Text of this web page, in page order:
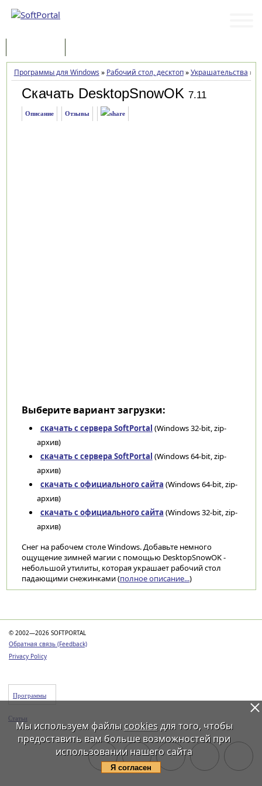
Программы для Windows » Рабочий стол, десктоп»Украшательства »
Скачать DesktopSnowOK 7.11
Описание Отзывы
Выберите вариант загрузки:
скачать с сервера SoftPortal (Windows 32-bit, zip-
архив)
скачать с сервера SoftPortal (Windows 64-bit, zip-
архив)
скачать с официального сайта (Windows 64-bit, zip-
архив)
скачать с официального сайта (Windows 32-bit, zip-
архив)
Снег на рабочем столе Windows. Добавьте немного
ощущение зимней магии с помощью DesktopSnowOK -
небольшой утилиты, которая украшает рабочий стол
падающими снежинками (полное описание...)
© 2002—2026 SOFTPORTAL
Обратная связь (Feedback)
Privacy Policy
Программы
Статьи
Мы используем файлы cookiesдля того, чтобы
предоставить вам больше возможностей при
использовании нашего сайта